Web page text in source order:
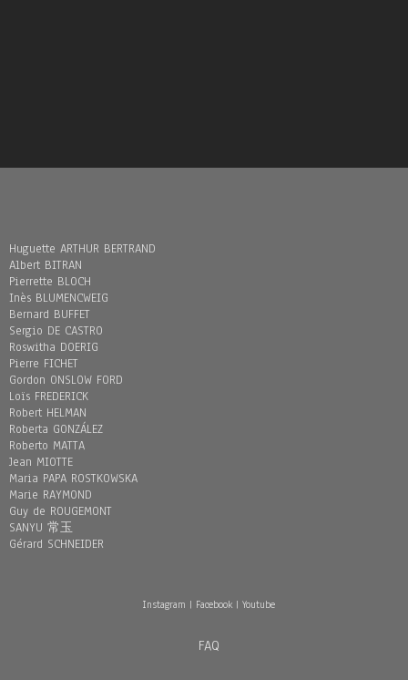
Huguette ARTHUR BERTRAND
Albert BITRAN
Pierrette BLOCH
Inès BLUMENCWEIG
Bernard BUFFET
Sergio DE CASTRO
Roswitha DOERIG
Pierre FICHET
Gordon ONSLOW FORD
Loïs FREDERICK
Robert HELMAN
Roberta GONZÁLEZ
Roberto MATTA
Jean MIOTTE
Maria PAPA ROSTKOWSKA
Marie RAYMOND
Guy de ROUGEMONT
SANYU 常玉
Gérard SCHNEIDER
Instagram | Facebook| Youtube
FAQ